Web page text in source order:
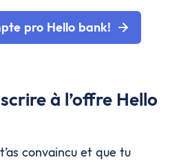
pro Hello bank!
à l’offre Hello
convaincu et que tu